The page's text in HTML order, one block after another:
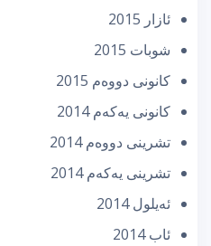
ئازار 2015
شوبات 2015
كانونی دووه‌م 2015
كانونی یه‌كه‌م 2014
تشرینی دووه‌م 2014
تشرینی یه‌كه‌م 2014
ئه‌یلول 2014
ئاب 2014